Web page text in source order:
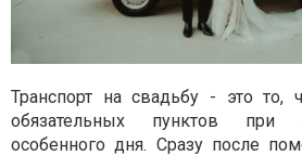
Транспорт на свадьбу - это то,
обязательных пунктов при
особенного дня. Сразу после